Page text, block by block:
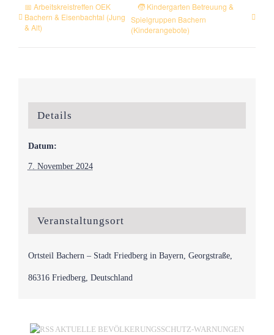
📅 Arbeitskreistreffen OEK
Bachern & Eisenbachtal (Jung
& Alt)
🧒 Kindergarten Betreuung &
Spielgruppen Bachern
(Kinderangebote)
Details
Datum:
7. November 2024
Veranstaltungsort
Ortsteil Bachern – Stadt Friedberg in Bayern, Georgstraße,
86316 Friedberg, Deutschland
AKTUELLE BEVÖLKERUNGSSCHUTZ-WARNUNGEN